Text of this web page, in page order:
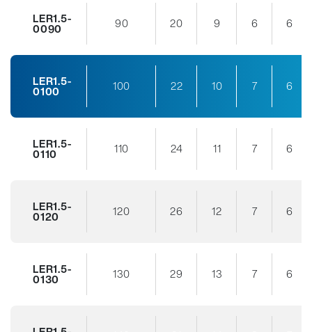
LER1.5-
0090 90 20 9 6 6
LER1.5-
0100 100 22 10 7 6
LER1.5-
0110 110 24 11 7 6
LER1.5-
0120 120 26 12 7 6
LER1.5-
0130 130 29 13 7 6